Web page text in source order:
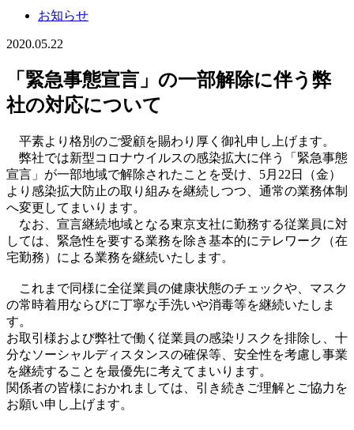
お知らせ
2020.05.22
「緊急事態宣言」の一部解除に伴う弊
社の対応について
平素より格別のご愛顧を賜わり厚く御礼申し上げます。
弊社では新型コロナウイルスの感染拡大に伴う「緊急事態
宣言」が一部地域で解除されたことを受け、5月22日（金）
より感染拡大防止の取り組みを継続しつつ、通常の業務体制
へ変更してまいります。
なお、宣言継続地域となる東京支社に勤務する従業員に対
しては、緊急性を要する業務を除き基本的にテレワーク（在
宅勤務）による業務を継続いたします。
これまで同様に全従業員の健康状態のチェックや、マスク
の常時着用ならびに丁寧な手洗いや消毒等を継続いたしま
す。
お取引様および弊社で働く従業員の感染リスクを排除し、十
分なソーシャルディスタンスの確保等、安全性を考慮し事業
を継続することを最優先に考えてまいります。
関係者の皆様におかれましては、引き続きご理解とご協力を
お願い申し上げます。